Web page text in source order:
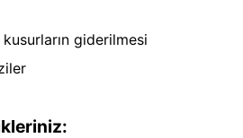
giderilmesi